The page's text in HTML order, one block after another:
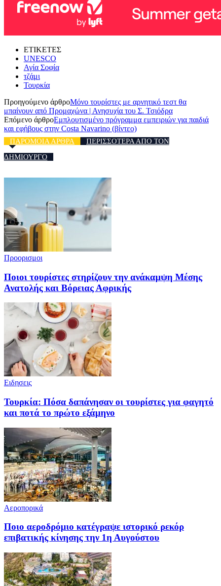
ΕΤΙΚΕΤΕΣ
UNESCO
Αγία Σοφία
τζάμι
Τουρκία
Προηγούμενο άρθροΜόνο τουρίστες με αρνητικό τεστ θα
μπαίνουν από Προμαχώνα | Ανησυχία του Σ. Τσιόδρα
Επόμενο άρθροΕμπλουτισμένο πρόγραμμα εμπειριών για παιδιά
και εφήβους στην Costa Navarino (βίντεο)
ΠΑΡΟΜΟΙΑ ΑΡΘΡΑ
ΠΕΡΙΣΣΟΤΕΡΑ ΑΠΟ ΤΟΝ
ΔΗΜΙΟΥΡΓΟ
Προορισμοι
Ποιοι τουρίστες στηρίζουν την ανάκαμψη Μέσης
Ανατολής και Βόρειας Αφρικής
Ειδησεις
Τουρκία: Πόσα δαπάνησαν οι τουρίστες για φαγητό
και ποτά το πρώτο εξάμηνο
Αεροπορικά
Ποιο αεροδρόμιο κατέγραψε ιστορικό ρεκόρ
επιβατικής κίνησης την 1η Αυγούστου